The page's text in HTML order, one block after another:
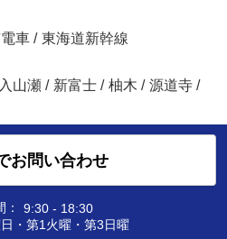
車 / 東海道新幹線
入山瀬 / 新富士 / 柚木 / 源道寺 /
お問い合わせ
9:30 - 18:30
・第1火曜・第3日曜